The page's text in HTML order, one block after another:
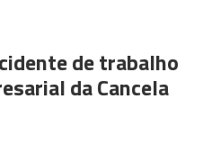
de trabalho
da Cancela